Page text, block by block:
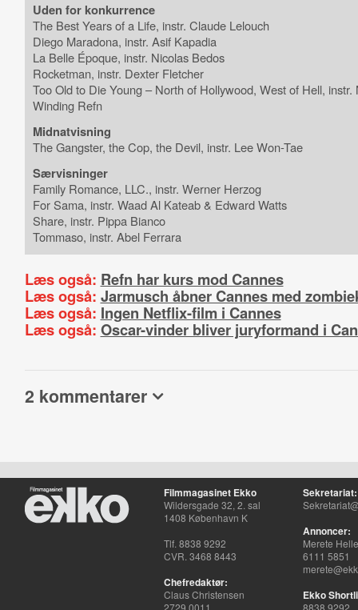
Uden for konkurrence
The Best Years of a Life, instr. Claude Lelouch
Diego Maradona, instr. Asif Kapadia
La Belle Époque, instr. Nicolas Bedos
Rocketman, instr. Dexter Fletcher
Too Old to Die Young – North of Hollywood, West of Hell, instr.
Winding Refn
Midnatvisning
The Gangster, the Cop, the Devil, instr. Lee Won-Tae
Særvisninger
Family Romance, LLC., instr. Werner Herzog
For Sama, instr. Waad Al Kateab & Edward Watts
Share, instr. Pippa Bianco
Tommaso, instr. Abel Ferrara
Læs også: Refn har kurs mod Cannes
Læs også: Jarmusch åbner Cannes med
Læs også: Ingen Netflix-film i Cannes
Læs også: Oscar-vinder bliver juryformand i
2 kommentarer
Filmmagasinet Ekko
Wildersgade 32, 2. sal
1408 København K
Tlf. 8838 9292
CVR. 3468 8443
Chefredaktør:
Claus Christensen
2729 0011
Sekretariat:
Annoncer:
Merete
6111 5851
Ekko
8838 9292